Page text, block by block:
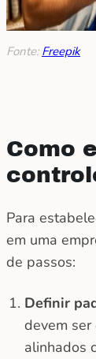
Fonte: Freepik
Como
Para
em uma
de passos:
Definir
devem ser
alinhados